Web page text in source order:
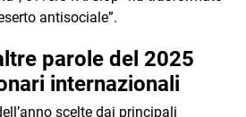
antisociale”.
parole del 2025
internazionali
scelte dai principali